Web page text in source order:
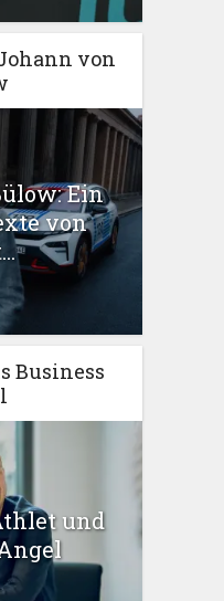
von
Ein
von
Business
und